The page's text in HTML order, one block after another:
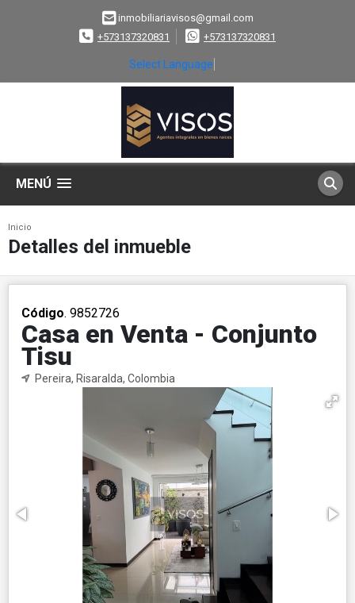
inmobiliariavisos@gmail.com
+573137320831
+573137320831
Select Language
MENÚ
Inicio
Detalles del inmueble
Código. 9852726
Casa en Venta - Conjunto
Tisu
Pereira, Risaralda, Colombia